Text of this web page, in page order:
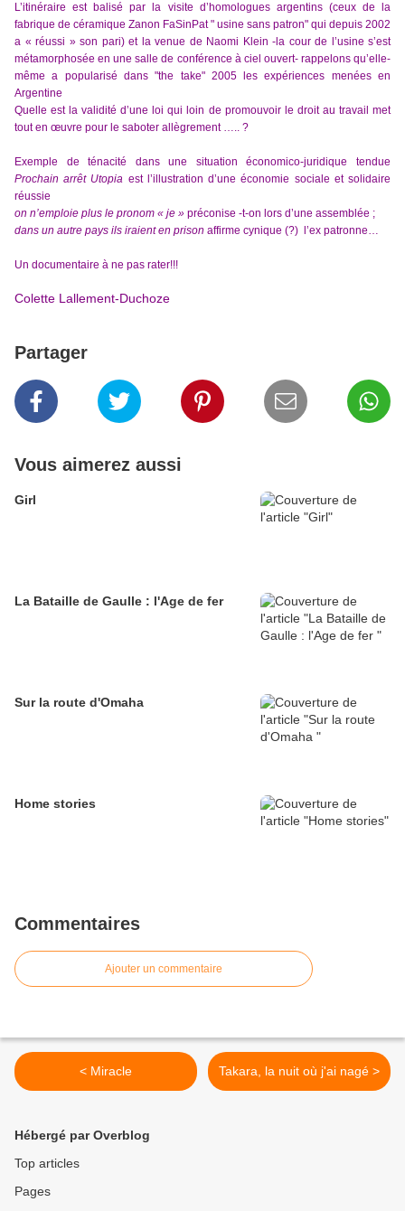
L’itinéraire est balisé par la visite d’homologues argentins (ceux de la
fabrique de céramique Zanon FaSinPat " usine sans patron" qui depuis 2002
a « réussi » son pari) et la venue de Naomi Klein -la cour de l’usine s’est
métamorphosée en une salle de conférence à ciel ouvert- rappelons qu’elle-
même a popularisé dans "the take" 2005 les expériences menées en
Argentine
Quelle est la validité d’une loi qui loin de promouvoir le droit au travail met
tout en œuvre pour le saboter allègrement ….. ?
Exemple de ténacité dans une situation économico-juridique tendue
Prochain arrêt Utopia est l’illustrationd’une économie sociale et solidaire
réussie
on n’emploie plus le pronom « je » préconise -t-on lors d’une assemblée ;
dans un autre pays ils iraient en prison affirme cynique (?) l’ex patronne…
Un documentaire à ne pas rater!!!
Colette Lallement-Duchoze
Partager
Vous aimerez aussi
Girl
La Bataille de Gaulle : l'Age de fer
Sur la route d'Omaha
Home stories
Commentaires
Ajouter un commentaire
< Miracle Takara, la nuit où j'ai nagé >
Hébergé par Overblog
Top articles
Pages